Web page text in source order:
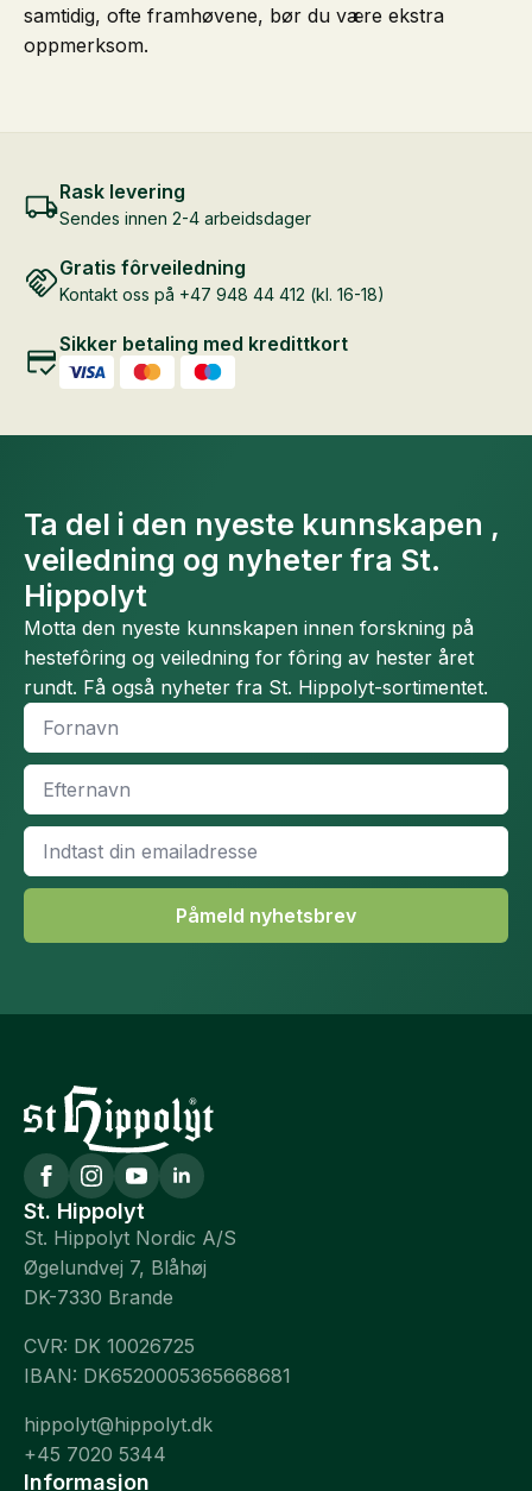
samtidig, ofte framhøvene, bør du være ekstra
oppmerksom.
Rask levering
Sendes innen 2-4 arbeidsdager
Gratis fôrveiledning
Kontakt oss på +47 948 44 412 (kl. 16-18)
Sikker betaling med kredittkort
Ta del i den nyeste kunnskapen ,
veiledning og nyheter fra St.
Hippolyt
Motta den nyeste kunnskapen innen forskning på
hestefôring og veiledning for fôring av hester året
rundt. Få også nyheter fra St. Hippolyt-sortimentet.
Fornavn
Efternavn
Email
Påmeld nyhetsbrev
St. Hippolyt
St. Hippolyt Nordic A/S
Øgelundvej 7, Blåhøj
DK-7330 Brande
CVR: DK 10026725
IBAN: DK6520005365668681
hippolyt@hippolyt.dk
+45 7020 5344
Informasjon